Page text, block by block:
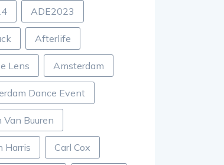
ADE2023
Afterlife
Lens Amsterdam
Dance Event
Van Buuren
Harris Carl Cox